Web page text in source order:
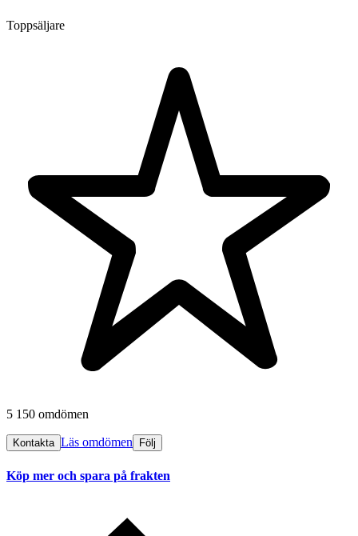
Toppsäljare
5 150 omdömen
Kontakta Läs omdömen Följ
Köp mer och spara på frakten